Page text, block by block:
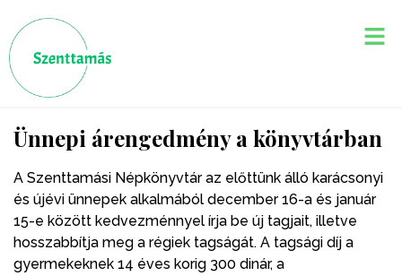
Ünnepi árengedmény a könyvtárban
A Szenttamási Népkönyvtár az előttünk álló karácsonyi
és újévi ünnepek alkalmából december 16-a és január
15-e között kedvezménnyel írja be új tagjait, illetve
hosszabbítja meg a régiek tagságát. A tagsági díj a
gyermekeknek 14 éves korig 300 dinár, a